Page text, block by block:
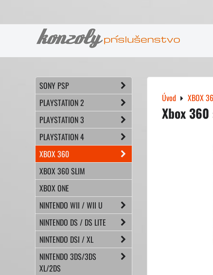
Úvod XBOX
Xbox
SONY PSP
PLAYSTATION 2
PLAYSTATION 3
PLAYSTATION 4
XBOX 360
XBOX 360 SLIM
XBOX ONE
NINTENDO WII / WII U
NINTENDO DS / DS LITE
NINTENDO DSI / XL
NINTENDO 3DS/3DS
XL/2DS